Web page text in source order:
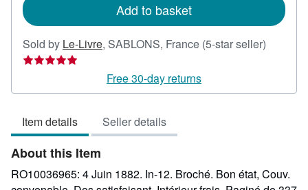
Add to basket
Sold by Le-Livre, SABLONS, France (5-star seller)
out
Free 30-day returns
Item details Seller details
About this Item
RO10036965: 4 Juin 1882. In-12. Broché. Bon état, Couv.